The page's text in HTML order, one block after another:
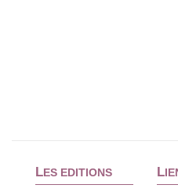
LES EDITIONS L